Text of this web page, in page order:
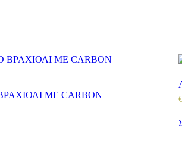
ΜΕ CARBON
€